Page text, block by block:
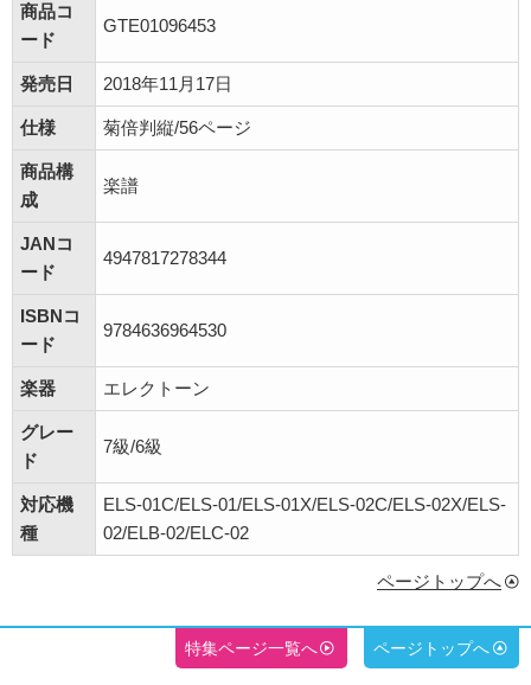
商品コ
ード
GTE01096453
発売日 2018年11月17日
仕様 菊倍判縦/56ページ
商品構
成
楽譜
JANコ
ード
4947817278344
ISBNコ
ード
9784636964530
楽器 エレクトーン
グレー
ド
7級/6級
対応機
種
ELS-01C/ELS-01/ELS-01X/ELS-02C/ELS-02X/ELS-
02/ELB-02/ELC-02
ページトップへ
特集ページ一覧へ ページトップへ